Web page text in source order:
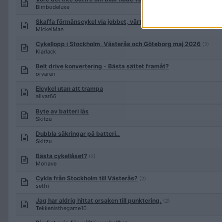
Bimbodeluxe
Skaffa förmånscykel via jobbet, värt eller inte?
MickelMan
Cykellopp i Stockholm, Västerås och Göteborg maj 2026 (2)
Klarlack
Belt drive konvertering - Bästa sättet framåt?
orvaren
Elcykel utan att trampa
allvar66
Byte av batteri lås
Skitzu
Dubbla säkringar på batteri..
Skitzu
Bästa cykellåset? (2)
Mohave
Cykla från Stockholm till Västerås? (2)
setfri
Jag har aldrig hittat orsaken till punktering. (2)
Tekkenisthegame10